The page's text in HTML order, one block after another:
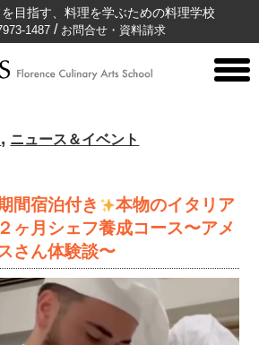
目指す、料理を学ぶための料理学校
1487/ お問合せ・資料請求
, ニュース＆イベント
間宿泊付き
本物のイタリア
ヶ月シェフ養成コース〜アメ
さん体験談〜